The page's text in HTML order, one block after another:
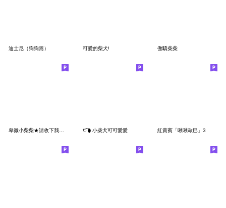
迪士尼（狗狗篇） 可愛的柴犬! 傲驕柴柴
੯‧̀͡⬮ 小柴犬可可愛愛 紅貴賓「啾啾歐巴」3